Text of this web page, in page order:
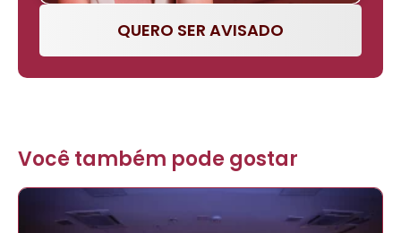
QUERO SER AVISADO
Você também pode gostar